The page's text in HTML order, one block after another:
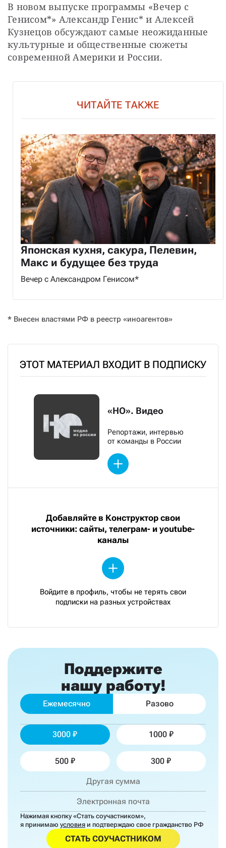
В новом выпуске программы «Вечер с
Генисом*» Александр Генис* и Алексей
Кузнецов обсуждают самые неожиданные
культурные и общественные сюжеты
современной Америки и России.
ЧИТАЙТЕ ТАКЖЕ
Японская кухня, сакура, Пелевин,
Макс и будущее без труда
Вечер с Александром Генисом*
* Внесен властями РФ в реестр «иноагентов»
ЭТОТ МАТЕРИАЛ ВХОДИТ В ПОДПИСКУ
«НО». Видео
Репортажи, интервью
от команды в России
Добавляйте в Конструктор свои
источники: сайты, телеграм- и youtube-
каналы
Войдите в профиль, чтобы не терять свои
подписки на разных устройствах
Поддержите
нашу работу!
Ежемесячно Разово
3000 1000
500 300
Нажимая кнопку «Стать соучастником»,
я принимаю условия и подтверждаю свое гражданство РФ
СТАТЬ СОУЧАСТНИКОМ